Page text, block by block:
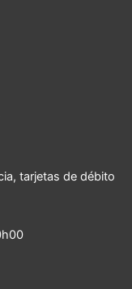
tarjetas de débito